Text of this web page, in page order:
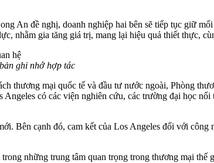
An đề nghị, doanh nghiệp hai bên sẽ tiếp tục giữ
nhằm gia tăng giá trị, mang lại hiệu quả thiết thực,
ghi nhớ hợp tác
thương mại quốc tế và đầu tư nước ngoài, Phòng
có các viện nghiên cứu, các trường đại học
Bên cạnh đó, cam kết của Los Angeles đối với
những trung tâm quan trọng trong thương mại